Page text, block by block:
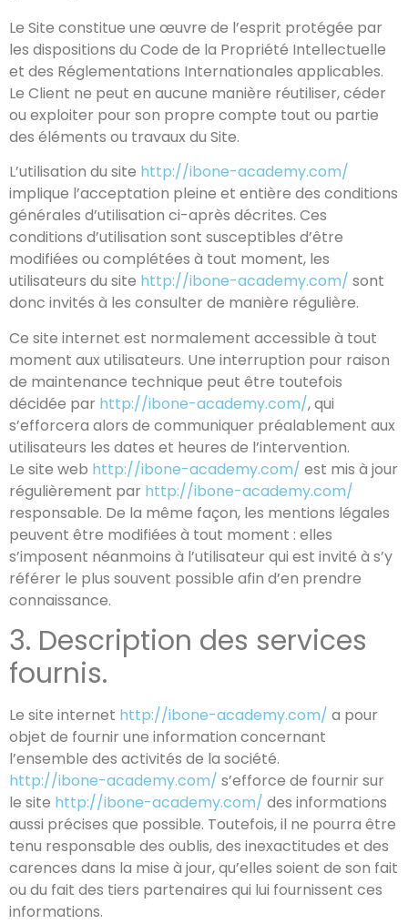
Le Site constitue une œuvre de l’esprit protégée par
les dispositions du Code de la Propriété Intellectuelle
et des Réglementations Internationales applicables.
Le Client ne peut en aucune manière réutiliser, céder
ou exploiter pour son propre compte tout ou partie
des éléments ou travaux du Site.
L’utilisation du site http://ibone-academy.com/
implique l’acceptation pleine et entière des conditions
générales d’utilisation ci-après décrites. Ces
conditions d’utilisation sont susceptibles d’être
modifiées ou complétées à tout moment, les
utilisateurs du site http://ibone-academy.com/ sont
donc invités à les consulter de manière régulière.
Ce site internet est normalement accessible à tout
moment aux utilisateurs. Une interruption pour raison
de maintenance technique peut être toutefois
décidée par http://ibone-academy.com/, qui
s’efforcera alors de communiquer préalablement aux
utilisateurs les dates et heures de l’intervention.
Le site web http://ibone-academy.com/ est mis à jour
régulièrement par http://ibone-academy.com/
responsable. De la même façon, les mentions légales
peuvent être modifiées à tout moment : elles
s’imposent néanmoins à l’utilisateur qui est invité à s’y
référer le plus souvent possible afin d’en prendre
connaissance.
3. Description des services
fournis.
Le site internet http://ibone-academy.com/ a pour
objet de fournir une information concernant
l’ensemble des activités de la société.
http://ibone-academy.com/ s’efforce de fournir sur
le site http://ibone-academy.com/ des informations
aussi précises que possible. Toutefois, il ne pourra être
tenu responsable des oublis, des inexactitudes et des
carences dans la mise à jour, qu’elles soient de son fait
ou du fait des tiers partenaires qui lui fournissent ces
informations.